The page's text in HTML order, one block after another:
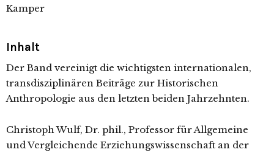
Kamper
Inhalt
Der Band vereinigt die wichtigsten internationalen,
transdisziplinären Beiträge zur Historischen
Anthropologie aus den letzten beiden Jahrzehnten.
Christoph Wulf, Dr. phil., Professor für Allgemeine
und Vergleichende Erziehungswissenschaft an der